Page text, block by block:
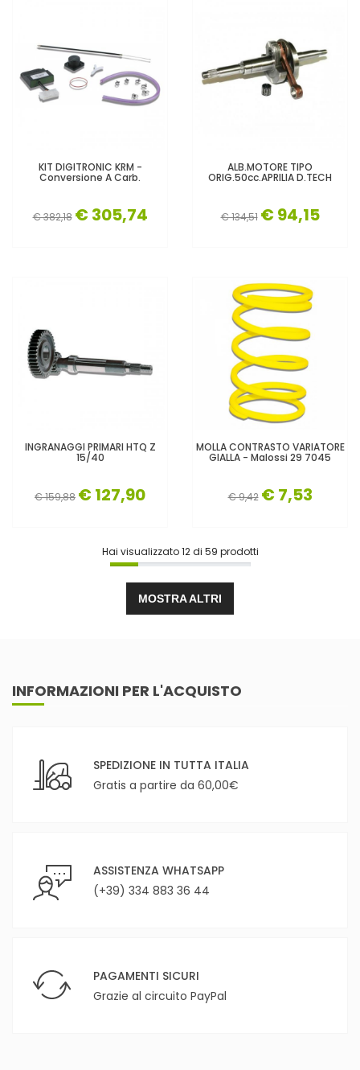
KIT DIGITRONIC KRM -
Conversione A Carb.
€ 382,18 € 305,74
ALB.MOTORE TIPO
ORIG.50cc.APRILIA D.TECH
€ 134,51 € 94,15
INGRANAGGI PRIMARI HTQ Z
15/40
€ 159,88 € 127,90
MOLLA CONTRASTO VARIATORE
GIALLA - Malossi 29 7045
€ 9,42 € 7,53
Hai visualizzato12di 59 prodotti
MOSTRA ALTRI
INFORMAZIONI PER L'ACQUISTO
SPEDIZIONE IN TUTTA ITALIA
Gratis a partire da 60,00€
ASSISTENZA WHATSAPP
(+39) 334 883 36 44
PAGAMENTI SICURI
Grazie al circuito PayPal